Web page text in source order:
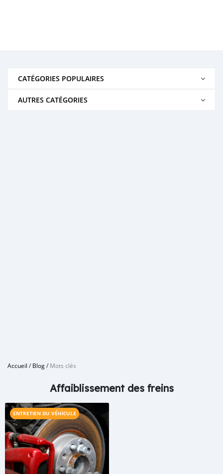
CATÉGORIES POPULAIRES
AUTRES CATÉGORIES
Accueil /Blog/Mots clés
Affaiblissement des freins
ENTRETIEN DU VÉHICULE